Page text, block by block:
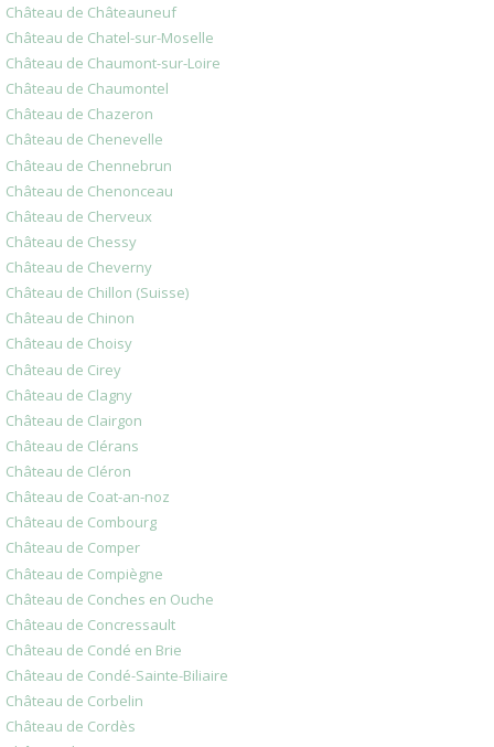
Château de Châteauneuf
Château de Chatel-sur-Moselle
Château de Chaumont-sur-Loire
Château de Chaumontel
Château de Chazeron
Château de Chenevelle
Château de Chennebrun
Château de Chenonceau
Château de Cherveux
Château de Chessy
Château de Cheverny
Château de Chillon (Suisse)
Château de Chinon
Château de Choisy
Château de Cirey
Château de Clagny
Château de Clairgon
Château de Clérans
Château de Cléron
Château de Coat-an-noz
Château de Combourg
Château de Comper
Château de Compiègne
Château de Conches en Ouche
Château de Concressault
Château de Condé en Brie
Château de Condé-Sainte-Biliaire
Château de Corbelin
Château de Cordès